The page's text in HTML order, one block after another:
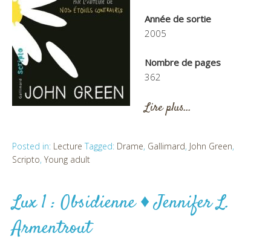
Année de sortie
2005
Nombre de pages
362
Lire plus…
Posted in: Lecture Tagged: Drame, Gallimard, John Green,
Scripto, Young adult
Lux 1 : Obsidienne ♦ Jennifer L.
Armentrout